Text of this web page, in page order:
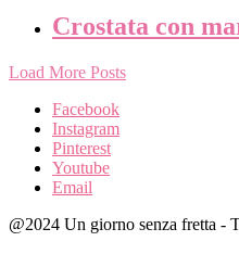
Crostata con
Load More Posts
Facebook
Instagram
Pinterest
Youtube
Email
@2024 Un giorno senza fretta -